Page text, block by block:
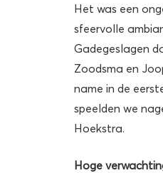
Het was een
sfeervolle
Gadegeslagen
Zoodsma en
name in de
speelden we
Hoekstra.
Hoge